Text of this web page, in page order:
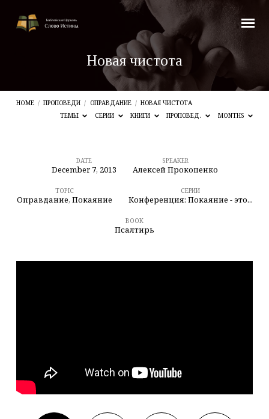
Новая чистота
HOME / ПРОПОВЕДИ / ОПРАВДАНИЕ / НОВАЯ ЧИСТОТА
ТЕМЫ
СЕРИИ КНИГИ ПРОПОВЕД. MONTHS
Новая
чистота
DATE
December 7, 2013
SPEAKER
Алексей Прокопенко
TOPIC
Оправдание, Покаяние
СЕРИИ
Конференция: Покаяние - это...
BOOK
Псалтирь